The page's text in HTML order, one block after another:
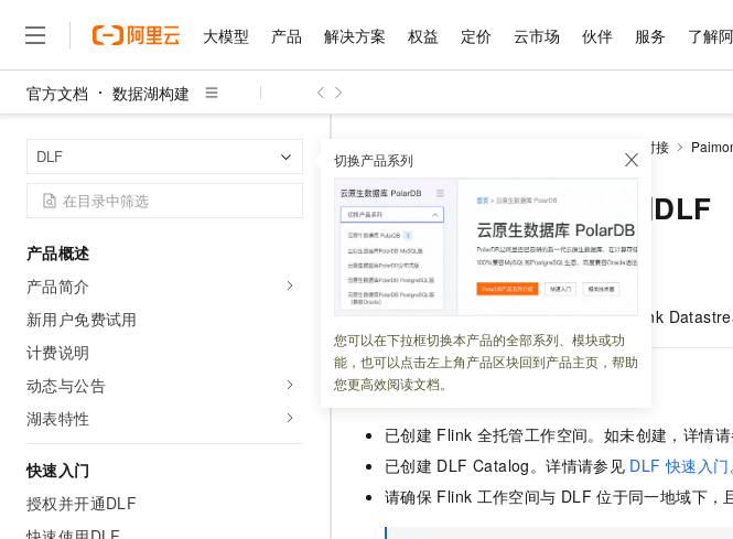
大模型 产品 解决方案 权益 定价 云市场 伙伴 服务 了解
官方文档 数据湖构建
DLF 切换产品系列
您可以在下拉框切换本产品的全部系列、模块或功
能，也可以点击左上角产品区块回到产品主页，帮助
您更高效阅读文档。
产品概述
产品简介
新用户免费试用
计费说明
动态与公告
湖表特性
快速入门
授权并开通DLF
引擎对接
Flink DataStream访问DLF
更新时间： 2026-07-22 01:54:49
Flink
前提条件
已创建 Flink 全托管工作空间。如未创建，详情
已创建 DLF Catalog。详情请参见 DLF 快速入门
请确保 Flink 工作空间与 DLF 位于同一地域下，
大模型
大模型
文本生成
Qwen3.8-Max HOT
智能体时代全能旗舰模型
能看、能想、能动手的多模态智能体模型
Qwen3-VL-Plus
视觉 Coding、空间感知、多模态思考等全面升级
Kimi 最新旗舰模型
GLM-5.2
1M上下文，专为
产品
精选产品
人工智能与机器学习
容器
存储
网络与CDN
安全
精选产品
大模型服务平台百炼
大模型服务与应用平台
千问大模型
多元化、高性能、安全可靠的大模型服务
无影云电脑
随时随地安全接入的云上超级电脑
云解析DNS
云原生大数据计算服务 MaxCompute
面向分析的企业级SaaS模式云数据仓库
域名与网站
提供智能易用的域
对象存储 OSS
人工智能平台 PAI
一站式AI开发、训
Qoder CN
容器服务
提供一站式管理容
解决方案
精选解决方案
AI
大数据
现代化应用
安全
网络
精选解决方案
千问办公，解锁你的工作新方式
企业级Agent产品，直接交付可用成果
Agency Agents：拥有专属领域专家
多领域专家智能体,一键组建 AI 虚拟交付团队
HappyHorse 打造一站式影视创作平台
快速拥有专属 OpenClaw
睿译宝，AI翻译排
上传文档即自动完
GLM-5.2：长任务
Hermes Agent，
自主进化，持久记
Claude Code +
权益 普惠上云
普惠上云 官方力荐
云服务器38元/年起，超值低价云产品抢先购
官方推荐返现计划
推荐新用户得奖励，单订单最高返9万
云工开物
高校专属算力普惠，学生认证享300元代金券
免费试用
解决方案免费试用 新老同享
最高领取价值200元试用点，立即开启云上创新
AI 产品 免费试用
AI 特惠
智启 AI 普惠权益
至高享 1亿+免费
阿里云 OPC 创新
至高百万元 Token
Token Plan 模型
Qwen3.8-Max 首
千问办公，限时限
万小智 AI 建站低
送.CN域名，送备案
Night Plan 支持
定价 产品定价
了解云产品的定价详情
云上成本管理
管理和优化成本
价格计算器
自助选配和估算价
价格优势
推动算力普惠，释
云市场 精选商城
网站建设
多端小程序
Salesforce 国际版订阅
友盟天域
观测云
Tuya 物联网平台阿里云版
电子合同
Tableau 订阅
数据与 API
数据集
手机三要素
身份实名认证
短信
OCR 文字识别
发票查验
快递物流查询
企业应用
伙伴 成为销售伙伴
分销伙伴
咨询伙伴
销售伙伴合作计划
Salesforce On Alibaba Cloud
Consulting Partner 合作计划
成为产品伙伴
产品生态集成认证
产品生态伙伴
产品生态伙伴工作
服务 售前咨询
在线服务
售后服务
自助服务
工单服务
短信专区
企业增值服务
企业支持计划
专家技术服务
企业增值服务台
企业成长
服务实践
了解阿里云 为什么选择阿里云
什么是云计算
技术领先
稳定可靠
安全合规
分析师报告
研究报告与白皮书
天池大赛
AI 算法大赛
最佳实践
云上春晚
云上奥运之旅
云栖战略参考
云上的中国
看见新力量
金融模力时刻